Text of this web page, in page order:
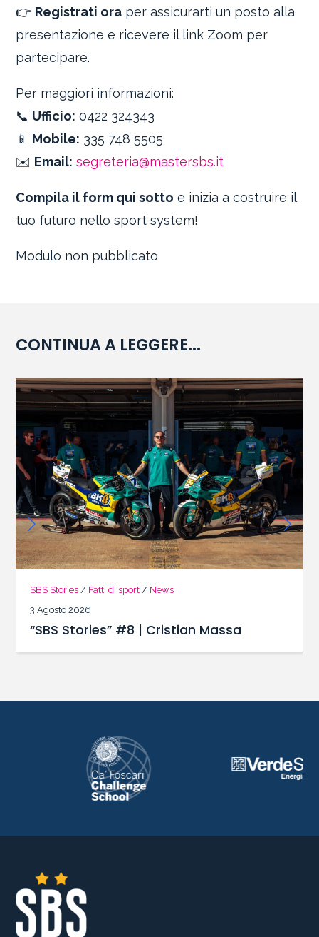
👉 Registrati ora per assicurarti un posto alla
presentazione e ricevere il link Zoom per
partecipare.
Per maggiori informazioni:
📞 Ufficio: 0422 324343
📱 Mobile: 335 748 5505
✉️ Email: segreteria@mastersbs.it
Compila il form qui sotto e inizia a costruire il
tuo futuro nello sport system!
Modulo non pubblicato
CONTINUA A LEGGERE...
SBS Stories / Fatti di sport / News
3 Agosto 2026
“SBS Stories” #8 | Cristian Massa